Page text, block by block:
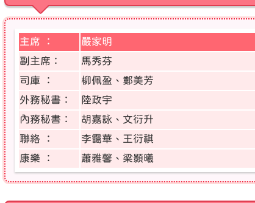
主席 ：
嚴家明
副主席：
馬秀芬
司庫 ：
柳佩盈、鄭美芳
外務秘書：
陸政宇
內務秘書：
胡嘉詠、文衍升
聯絡 ：
李靄華、王衍祺
康樂 ：
蕭雅馨、梁顥曦